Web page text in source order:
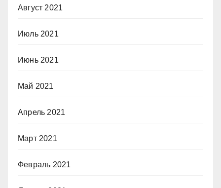
Август 2021
Июль 2021
Июнь 2021
Май 2021
Апрель 2021
Март 2021
Февраль 2021